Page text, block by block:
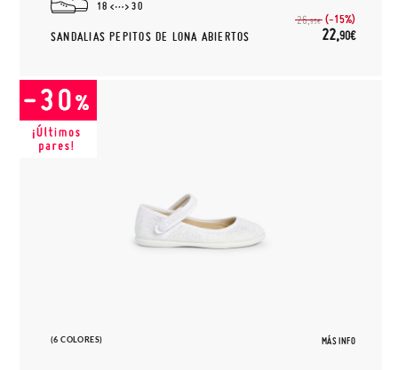
18 30
SANDALIAS PEPITOS DE LONA ABIERTOS
26,95€ (-15%)
22,90€
(6 COLORES) MÁS INFO